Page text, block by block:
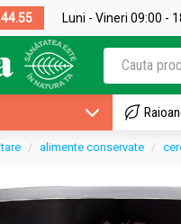
Luni - Vineri 09:00 -
alimente conservate